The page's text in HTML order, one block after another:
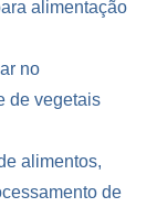
alimentação
no
de vegetais
alimentos,
de